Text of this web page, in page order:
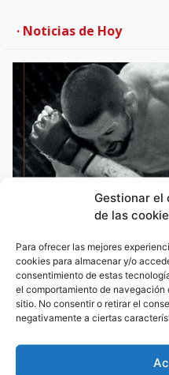
Gestionar el
de las
Para ofrecer las mejores
cookies para almacenar y/o
consentimiento de estas
el comportamiento de
sitio. No consentir o retirar el
negativamente a ciertas
· Noticias de Hoy
Este sábado deporte y
de MMA y Rigo Pex-MENEO